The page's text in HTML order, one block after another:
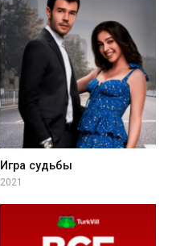
Игра судьбы
2021